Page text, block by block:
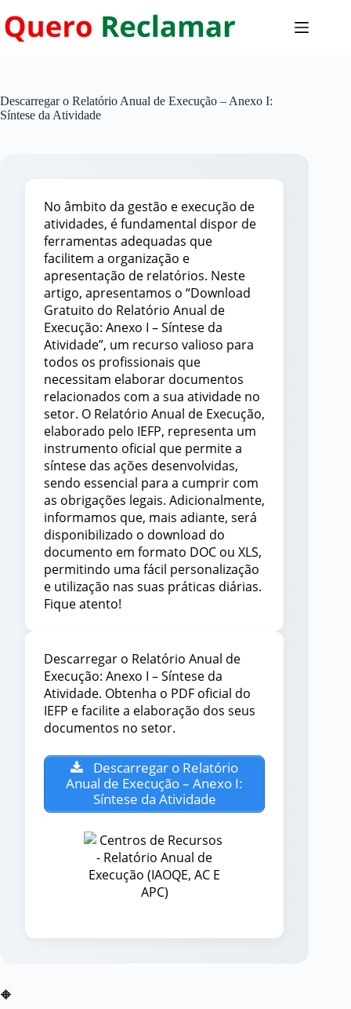
para
o
Descarregar o Relatório Anual de Execução – Anexo I:
Síntese da Atividade
No âmbito da gestão e execução de
atividades, é fundamental dispor de
ferramentas adequadas que
facilitem a organização e
apresentação de relatórios. Neste
artigo, apresentamos o “Download
Gratuito do Relatório Anual de
Execução: Anexo I – Síntese da
Atividade”, um recurso valioso para
todos os profissionais que
necessitam elaborar documentos
relacionados com a sua atividade no
setor. O Relatório Anual de Execução,
elaborado pelo IEFP, representa um
instrumento oficial que permite a
síntese das ações desenvolvidas,
sendo essencial para a cumprir com
as obrigações legais. Adicionalmente,
informamos que, mais adiante, será
disponibilizado o download do
documento em formato DOC ou XLS,
permitindo uma fácil personalização
e utilização nas suas práticas diárias.
Fique atento!
Descarregar o Relatório Anual de
Execução: Anexo I – Síntese da
Atividade. Obtenha o PDF oficial do
IEFP e facilite a elaboração dos seus
documentos no setor.
Descarregar o Relatório
Anual de Execução – Anexo I:
Síntese da Atividade
🔶